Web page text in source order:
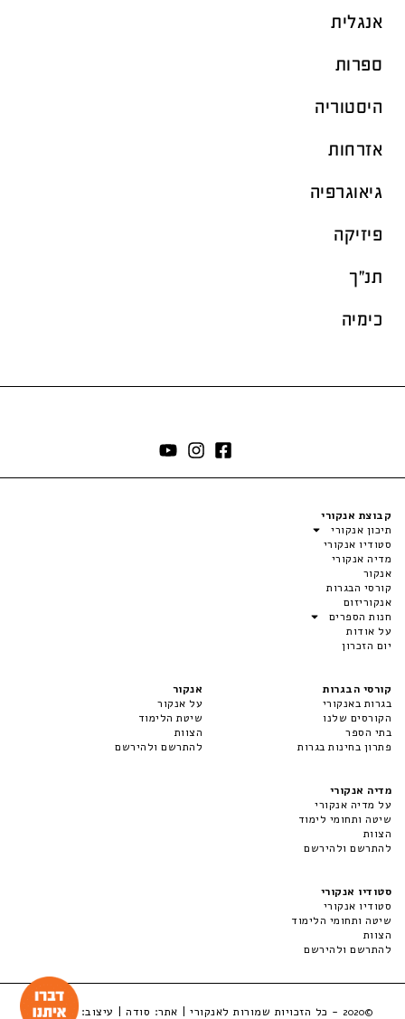
אנגלית
ספרות
היסטוריה
אזרחות
גיאוגרפיה
פיזיקה
תנ"ך
כימיה
קבוצת אנקורי
תיכון אנקורי
סטודיו אנקורי
מדיה אנקורי
אנקור
קורסי הבגרות
אנקוריזום
חנות הספרים
על אודות
יום הזכרון
קורסי הבגרות
בגרות באנקורי
הקורסים שלנו
בתי הספר
פתרון בחינות בגרות
אנקור
על אנקור
שיטת הלימוד
הצוות
להתרשם ולהירשם
מדיה אנקורי
על מדיה אנקורי
שיטה ותחומי לימוד
הצוות
להתרשם ולהירשם
סטודיו אנקורי
סטודיו אנקורי
שיטה ותחומי הלימוד
הצוות
להתרשם ולהירשם
©2020 - כל הזכויות שמורות לאנקורי | אתר: סודה| עיצוב:LuckyBox